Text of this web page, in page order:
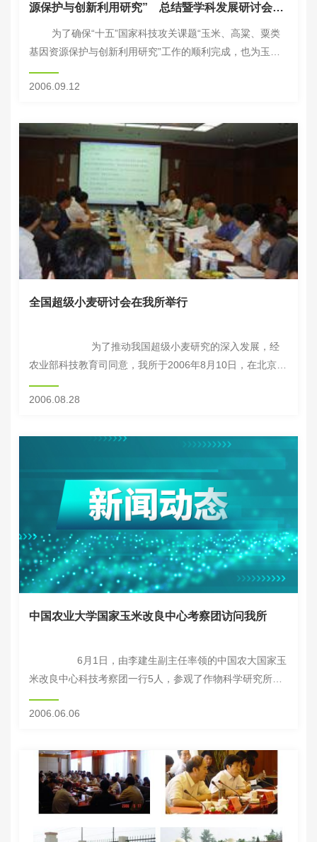
源保护与创新利用研究” 总结暨学科发展研讨会召
为了确保“十五”国家科技攻关课题“玉米、高粱、粟类
基因资源保护与创新利用研究”工作的顺利完成，也为玉
米、高粱、粟类种质资源研究学科发展及下一步的申请立项
提供依据，8月13-16日，在四...
2006.09.12
全国超级小麦研讨会在我所举行
农业部科技教育司同意，我所于2006年8月10日，在北京组
织召开了全国超级小麦研讨会。农业...
2006.08.28
中国农业大学国家玉米改良中心考察团访问我所
米改良中心科技考察团一行5人，参观了作物科学研究所，
考察了国家种质库和农作物基因资源和基因改良国家重大科
学工程，...
2006.06.06